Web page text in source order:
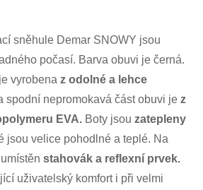
sněhule Demar SNOWY jsou
počasí. Barva obuvi je černá.
vyrobena z odolné a lehce
spodní nepromokavá část obuvi je z
EVA. Boty jsou zatepleny
jsou velice pohodlné a teplé. Na
stahovák a reflexní prvek.
uživatelský komfort i při velmi